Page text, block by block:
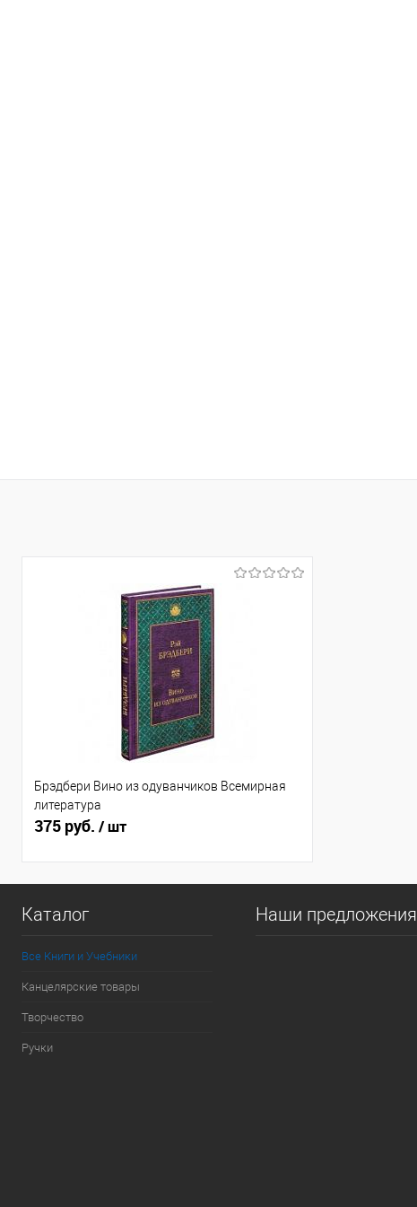
Брэдбери Вино из одуванчиков Всемирная
литература
375 руб. / шт
Каталог
Все Книги и Учебники
Канцелярские товары
Творчество
Ручки
Наши предложения